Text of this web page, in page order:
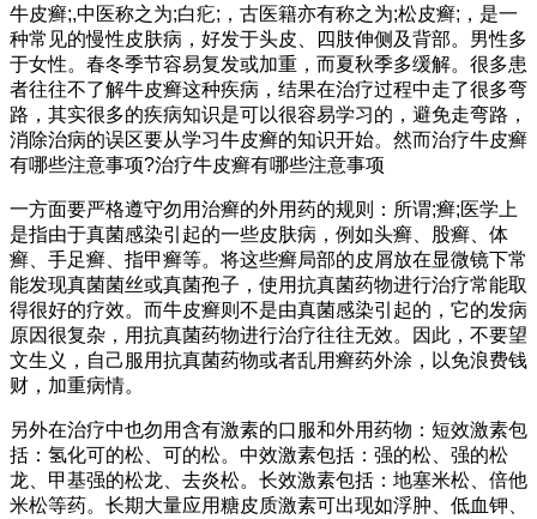
牛皮癣;,中医称之为;白疕;，古医籍亦有称之为;松皮癣;，是一
种常见的慢性皮肤病，好发于头皮、四肢伸侧及背部。男性多
于女性。春冬季节容易复发或加重，而夏秋季多缓解。很多患
者往往不了解牛皮癣这种疾病，结果在治疗过程中走了很多弯
路，其实很多的疾病知识是可以很容易学习的，避免走弯路，
消除治病的误区要从学习牛皮癣的知识开始。然而治疗牛皮癣
有哪些注意事项?治疗牛皮癣有哪些注意事项
一方面要严格遵守勿用治癣的外用药的规则：所谓;癣;医学上
是指由于真菌感染引起的一些皮肤病，例如头癣、股癣、体
癣、手足癣、指甲癣等。将这些癣局部的皮屑放在显微镜下常
能发现真菌菌丝或真菌孢子，使用抗真菌药物进行治疗常能取
得很好的疗效。而牛皮癣则不是由真菌感染引起的，它的发病
原因很复杂，用抗真菌药物进行治疗往往无效。因此，不要望
文生义，自己服用抗真菌药物或者乱用癣药外涂，以免浪费钱
财，加重病情。
另外在治疗中也勿用含有激素的口服和外用药物：短效激素包
括：氢化可的松、可的松。中效激素包括：强的松、强的松
龙、甲基强的松龙、去炎松。长效激素包括：地塞米松、倍他
米松等药。长期大量应用糖皮质激素可出现如浮肿、低血钾、